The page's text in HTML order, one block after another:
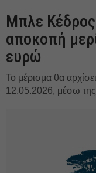
Μπλε
αποκοπή
ευρώ
Το μέρισμα θα
12.05.2026, μέσω